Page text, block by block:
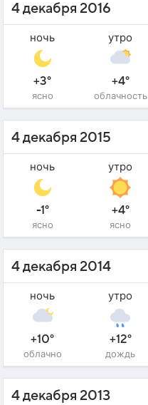
4 декабря 2016
ночь
+3°
ясно
утро
+4°
облачность
4 декабря 2015
ночь
-1°
ясно
утро
+4°
ясно
4 декабря 2014
ночь
+10°
облачно
утро
+12°
дождь
4 декабря 2013